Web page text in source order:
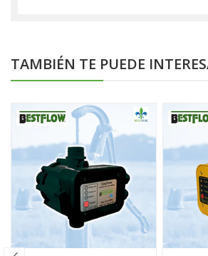
TAMBIÉN TE PUEDE